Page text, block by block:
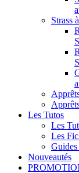
Strass
Les Tutos
Les
Les
Nouveautés